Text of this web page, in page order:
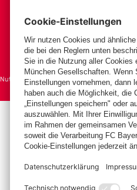
fcbayern.com
Nutzungsbedingungen Barrierefreiheit